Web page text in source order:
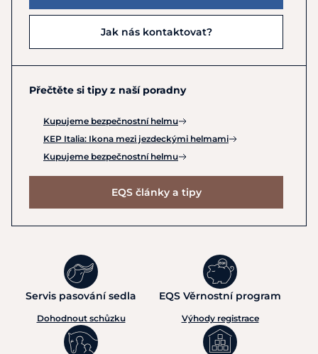
Jak nás kontaktovat?
Přečtěte si tipy z naší poradny
Kupujeme bezpečnostní helmu
KEP Italia: Ikona mezi jezdeckými helmami
Kupujeme bezpečnostní helmu
EQS články a tipy
Servis pasování sedla
Dohodnout schůzku
EQS Věrnostní program
Výhody registrace